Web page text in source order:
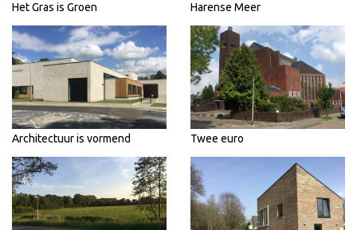
Het Gras is Groen Harense Meer
Architectuur is vormend Twee euro